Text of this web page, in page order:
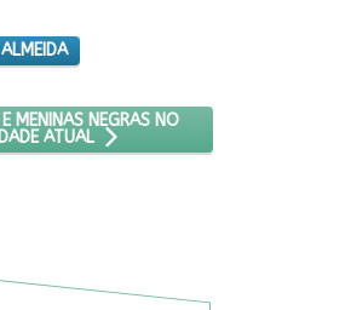
PARA COCRIAR ESTRATÉGIAS
PARA MULHERES E MENINAS NEGRAS NO
MENINAS NEGRAS NO
ATUAL